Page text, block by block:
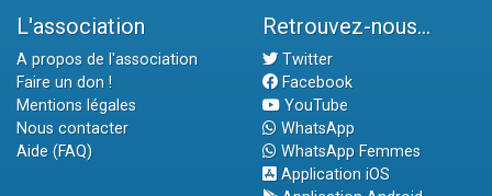
L'association
A propos de l'association
Faire un don !
Mentions légales
Nous contacter
Aide (FAQ)
Retrouvez-nous...
Twitter
Facebook
YouTube
WhatsApp
WhatsApp Femmes
Application iOS